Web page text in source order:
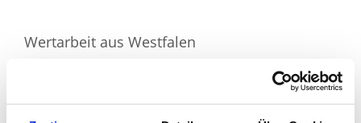
Wertarbeit aus Westfalen
Die langlebige Drehtür wird ganz individuell für Sie
bei Dortmund
hergestellt – aus stabilem